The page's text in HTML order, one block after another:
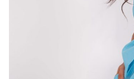
utrzymanych w luźnym stylu,
odgrywają ważną rolę! Sam
elegancki charakter, a